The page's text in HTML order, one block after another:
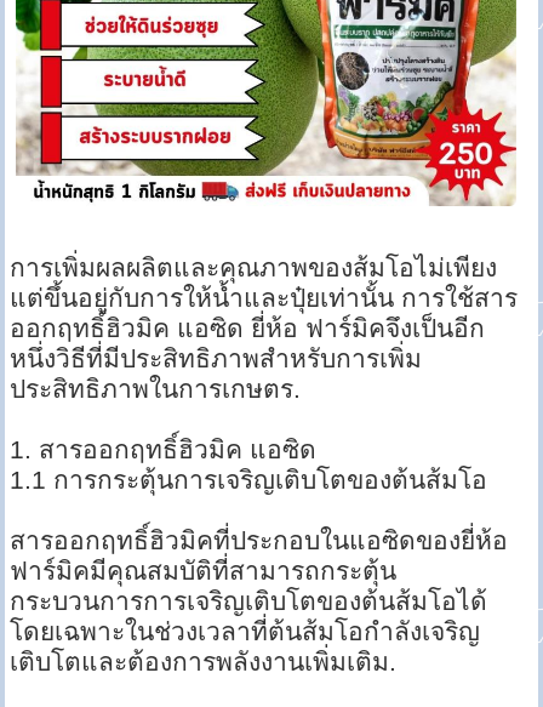
การเพิ่มผลผลิตและคุณภาพของส้มโอไม่เพียง
แต่ขึ้นอยู่กับการให้น้ำและปุ๋ยเท่านั้น การใช้สาร
ออกฤทธิ์ฮิวมิค แอซิด ยี่ห้อ ฟาร์มิคจึงเป็นอีก
หนึ่งวิธีที่มีประสิทธิภาพสำหรับการเพิ่ม
ประสิทธิภาพในการเกษตร.
1. สารออกฤทธิ์ฮิวมิค แอซิด
1.1 การกระตุ้นการเจริญเติบโตของต้นส้มโอ
สารออกฤทธิ์ฮิวมิคที่ประกอบในแอซิดของยี่ห้อ
ฟาร์มิคมีคุณสมบัติที่สามารถกระตุ้น
กระบวนการการเจริญเติบโตของต้นส้มโอได้
โดยเฉพาะในช่วงเวลาที่ต้นส้มโอกำลังเจริญ
เติบโตและต้องการพลังงานเพิ่มเติม.